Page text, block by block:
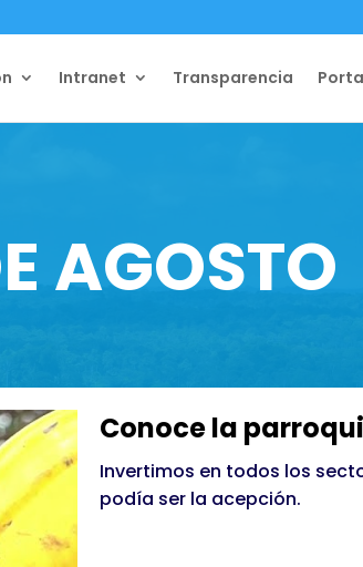
Intranet Transparencia
AGOSTO
Conoce la
Invertimos en todos los
podía ser la acepción.